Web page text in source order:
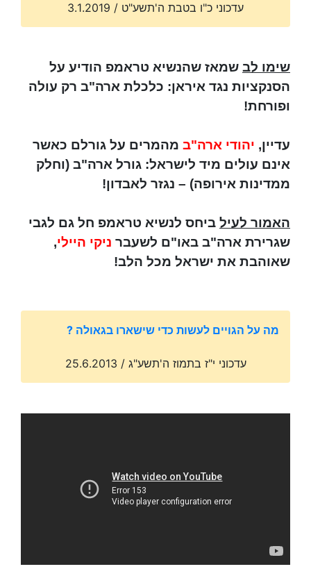
עדכוני כ"ו בטבת ה'תשע"ט / 3.1.2019
שימו לב שמאז שהנשיא טראמפ הודיע על
הסנקציות נגד איראן: כלכלת ארה"ב רק עולה
ופורחת!
עדיין, יהודי ארה"ב מהמרים על גורלם כאשר
אינם עולים מיד לישראל: גורל ארה"ב (וחלק
ממדינות אירופה) – נגזר לאבדון!
האמור לעיל ביחס לנשיא טראמפ חל גם לגבי
שגרירת ארה"ב באו"ם לשעבר ניקי היילי,
שאוהבת את ישראל מכל הלב!
מה על הגויים לעשות כדי שישארו בגאולה ?
עדכוני י"ז בתמוז ה'תשע"ג / 25.6.2013